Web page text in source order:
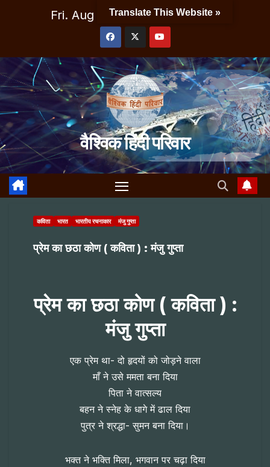
Fri. Aug 7th, 2026 8:00:21 AM
वैश्विक हिंदी परिवार
कविता भारत भारतीय रचनाकार मंजु गुप्ता
प्रेम का छठा कोण ( कविता ) : मंजु गुप्ता
प्रेम का छठा कोण ( कविता ) :
मंजु गुप्ता
एक प्रेम था- दो हृदयों को जोड़ने वाला
माँ ने उसे ममता बना दिया
पिता ने वात्सल्य
बहन ने स्नेह के धागे में ढाल दिया
पुत्र ने श्रद्धा- सुमन बना दिया।
भक्त ने भक्ति मिला, भगवान पर चढ़ा दिया
Translate This Website »